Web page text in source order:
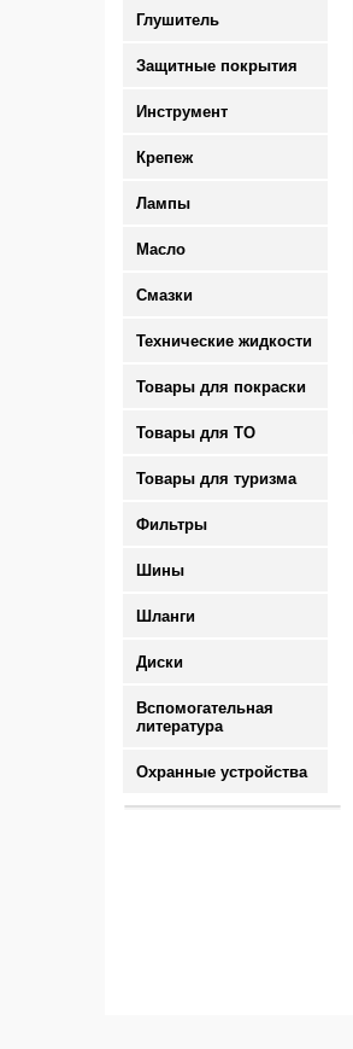
Глушитель
Защитные покрытия
Инструмент
Крепеж
Лампы
Масло
Смазки
Технические жидкости
Товары для покраски
Товары для ТО
Товары для туризма
Фильтры
Шины
Шланги
Диски
Вспомогательная
литература
Охранные устройства